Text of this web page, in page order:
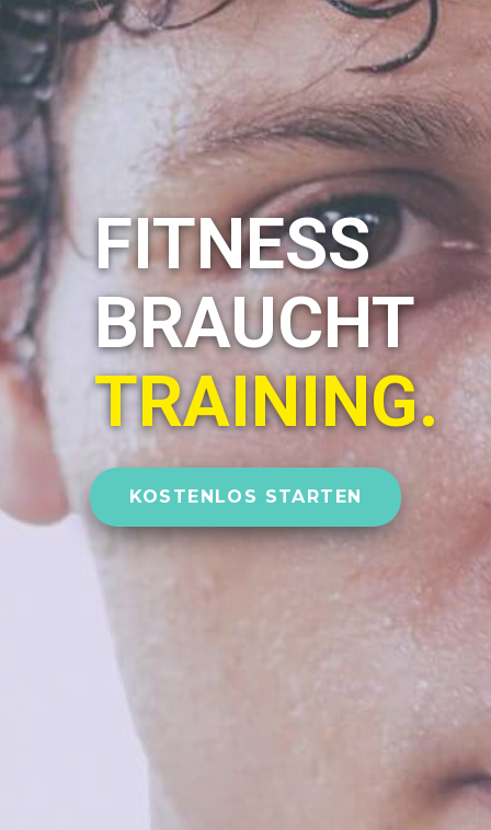
FITNESS
BRAUCHT
TRAINING.
KOSTENLOS STARTEN